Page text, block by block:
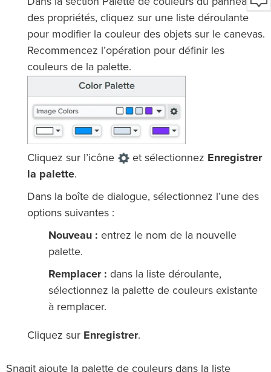
des propriétés, cliquez sur une liste déroulante
pour modifier la couleur des objets sur le canevas.
Recommencez l’opération pour définir les
couleurs de la palette.
Cliquez sur l’icône et sélectionnez Enregistrer
la palette.
Dans la boîte de dialogue, sélectionnez l’une des
options suivantes :
Nouveau : entrez le nom de la nouvelle
palette.
Remplacer : dans la liste déroulante,
sélectionnez la palette de couleurs existante
à remplacer.
Cliquez sur Enregistrer.
Snagit ajoute la palette de couleurs dans la liste